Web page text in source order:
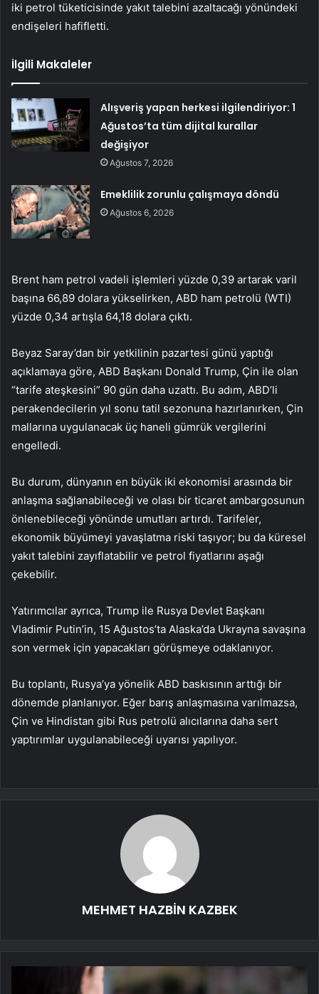
iki petrol tüketicisinde yakıt talebini azaltacağı yönündeki
endişeleri hafifletti.
İlgili Makaleler
Alışveriş yapan herkesi ilgilendiriyor: 1
Ağustos’ta tüm dijital kurallar
değişiyor
Ağustos 7, 2026
Emeklilik zorunlu çalışmaya döndü
Ağustos 6, 2026
Brent ham petrol vadeli işlemleri yüzde 0,39 artarak varil
başına 66,89 dolara yükselirken, ABD ham petrolü (WTI)
yüzde 0,34 artışla 64,18 dolara çıktı.
Beyaz Saray’dan bir yetkilinin pazartesi günü yaptığı
açıklamaya göre, ABD Başkanı Donald Trump, Çin ile olan
“tarife ateşkesini” 90 gün daha uzattı. Bu adım, ABD’li
perakendecilerin yıl sonu tatil sezonuna hazırlanırken, Çin
mallarına uygulanacak üç haneli gümrük vergilerini
engelledi.
Bu durum, dünyanın en büyük iki ekonomisi arasında bir
anlaşma sağlanabileceği ve olası bir ticaret ambargosunun
önlenebileceği yönünde umutları artırdı. Tarifeler,
ekonomik büyümeyi yavaşlatma riski taşıyor; bu da küresel
yakıt talebini zayıflatabilir ve petrol fiyatlarını aşağı
çekebilir.
Yatırımcılar ayrıca, Trump ile Rusya Devlet Başkanı
Vladimir Putin’in, 15 Ağustos’ta Alaska’da Ukrayna savaşına
son vermek için yapacakları görüşmeye odaklanıyor.
Bu toplantı, Rusya’ya yönelik ABD baskısının arttığı bir
dönemde planlanıyor. Eğer barış anlaşmasına varılmazsa,
Çin ve Hindistan gibi Rus petrolü alıcılarına daha sert
yaptırımlar uygulanabileceği uyarısı yapılıyor.
MEHMET HAZBİN KAZBEK